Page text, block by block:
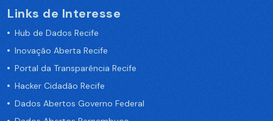
Links de Interesse
Hub de Dados Recife
Inovação Aberta Recife
Portal da Transparência Recife
Hacker Cidadão Recife
Dados Abertos Governo Federal